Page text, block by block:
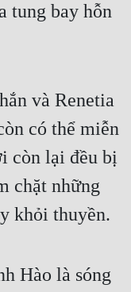
tung bay hỗn
và Renetia
có thể miễn
còn lại đều bị
chặt những
khỏi thuyền.
Hào là sóng